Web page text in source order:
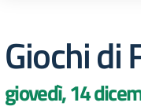
Giochi di
giovedì, 14